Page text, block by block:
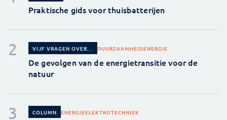
Praktische gids voor thuisbatterijen
VIJF VRAGEN OVER... DUURZAAMHEIDENERGIE
De gevolgen van de energietransitie voor de
natuur
COLUMN ENERGIEELEKTROTECHNIEK